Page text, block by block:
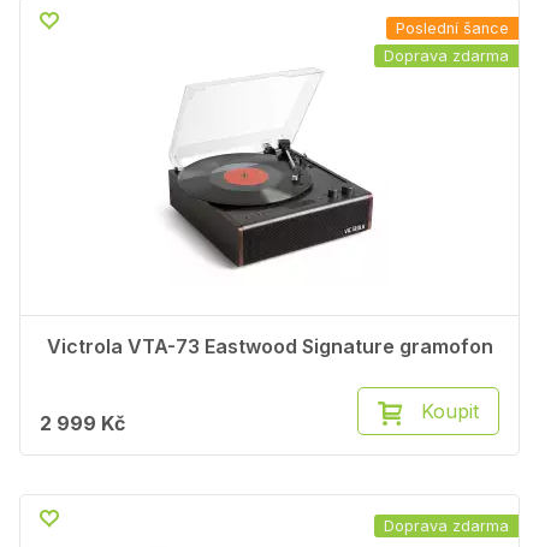
Victrola VTA-73 Eastwood Signature gramofon
2 999 Kč Koupit
Poslední šance
Doprava zdarma
Doprava zdarma